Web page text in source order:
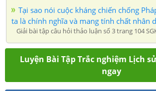
Tại sao nói cuộc kháng chiến chống
ta là chính nghĩa và mang tính chất nhân
Giải bài tập câu hỏi thảo luận số 3 trang 104
Luyện Bài Tập Trắc nghiệm Lịch
ngay